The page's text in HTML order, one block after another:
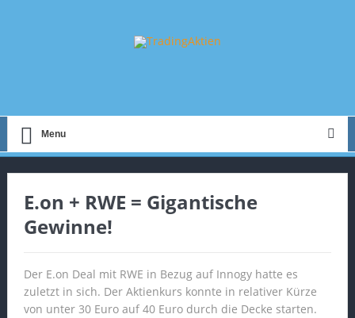
Menu
E.on + RWE = Gigantische
Gewinne!
Der E.on Deal mit RWE in Bezug auf Innogy hatte es
zuletzt in sich. Der Aktienkurs konnte in relativer Kürze
von unter 30 Euro auf 40 Euro durch die Decke starten.